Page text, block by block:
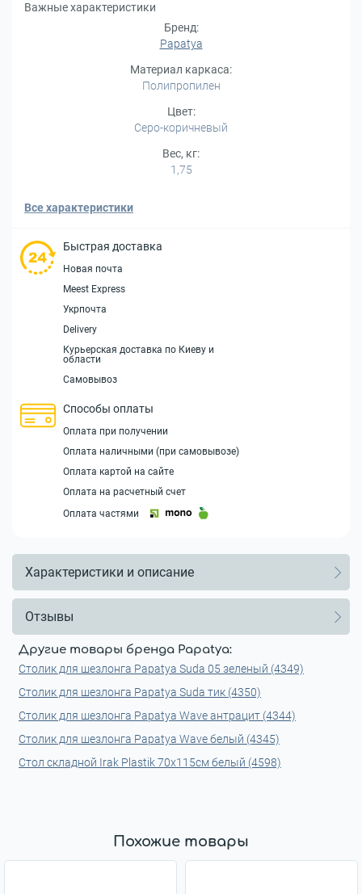
Важные характеристики
Бренд:
Papatya
Материал каркаса:
Полипропилен
Цвет:
Серо-коричневый
Вес, кг:
1,75
Все характеристики
Быстрая доставка
Новая почта
Meest Express
Укрпочта
Delivery
Курьерская доставка по Киеву и
области
Самовывоз
Способы оплаты
Оплата при получении
Оплата наличными (при самовывозе)
Оплата картой на сайте
Оплата на расчетный счет
Оплата частями
Характеристики и описание
Отзывы
Другие товары бренда Papatya:
Столик для шезлонга Papatya Suda 05 зеленый (4349)
Столик для шезлонга Papatya Suda тик (4350)
Столик для шезлонга Papatya Wave антрацит (4344)
Столик для шезлонга Papatya Wave белый (4345)
Стол складной Irak Plastik 70x115см белый (4598)
Похожие товары